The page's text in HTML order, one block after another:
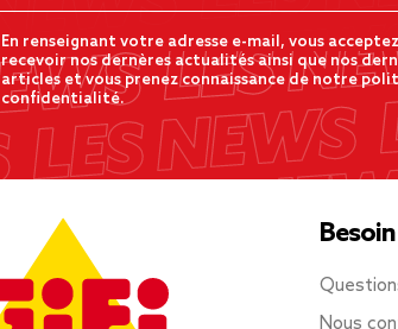
En renseignant votre adresse e-mail, vous
recevoir nos dernères actualités ainsi que nos
articles et vous prenez connaissance de notre
confidentialité.
Besoin
Nous